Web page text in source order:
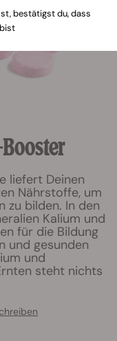
liefert Deinen
Nährstoffe, um
zu bilden. In den
Kalium und
für die Bildung
und gesunden
und
steht nichts
bestätigst du, dass